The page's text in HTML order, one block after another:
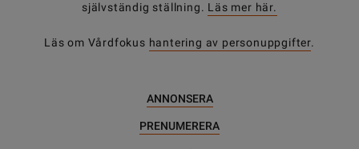
självständig ställning. Läs mer här.
Läs om Vårdfokus hantering av personuppgifter.
ANNONSERA
PRENUMERERA